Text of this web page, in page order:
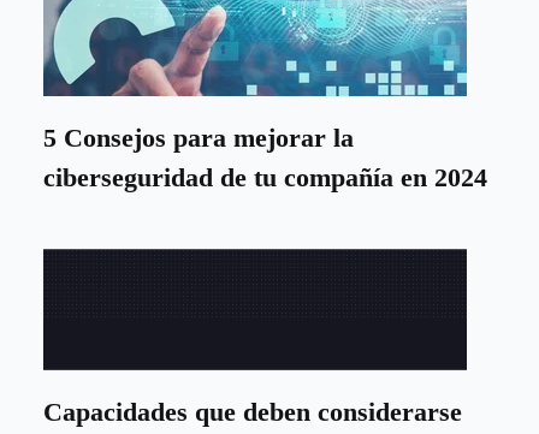
5 Consejos para mejorar la
ciberseguridad de tu compañía en 2024
Capacidades que deben considerarse